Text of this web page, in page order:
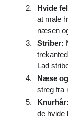
Hvide
at male
næsen
Striber:
Lad
Næse
streg fra
Knurhår:
de hvide